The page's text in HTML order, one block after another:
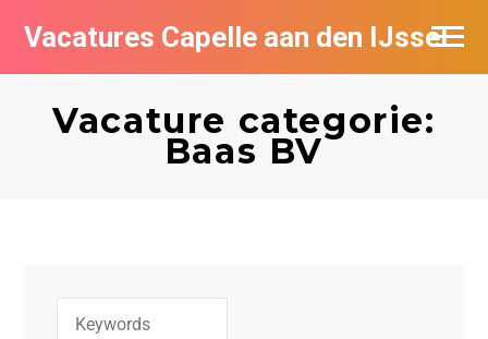
Vacatures Capelle aan den IJssel
Vacature categorie:
Baas BV